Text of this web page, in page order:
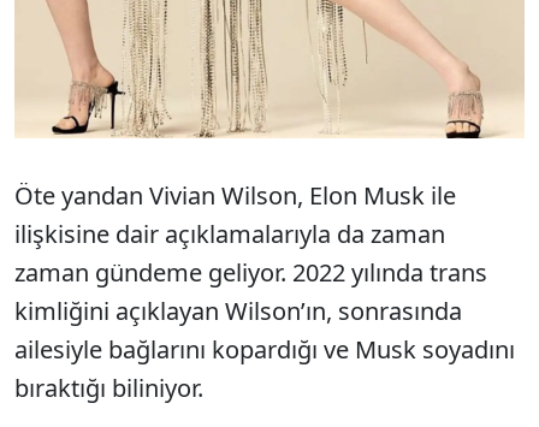
Öte yandan Vivian Wilson, Elon Musk ile
ilişkisine dair açıklamalarıyla da zaman
zaman gündeme geliyor. 2022 yılında trans
kimliğini açıklayan Wilson’ın, sonrasında
ailesiyle bağlarını kopardığı ve Musk soyadını
bıraktığı biliniyor.